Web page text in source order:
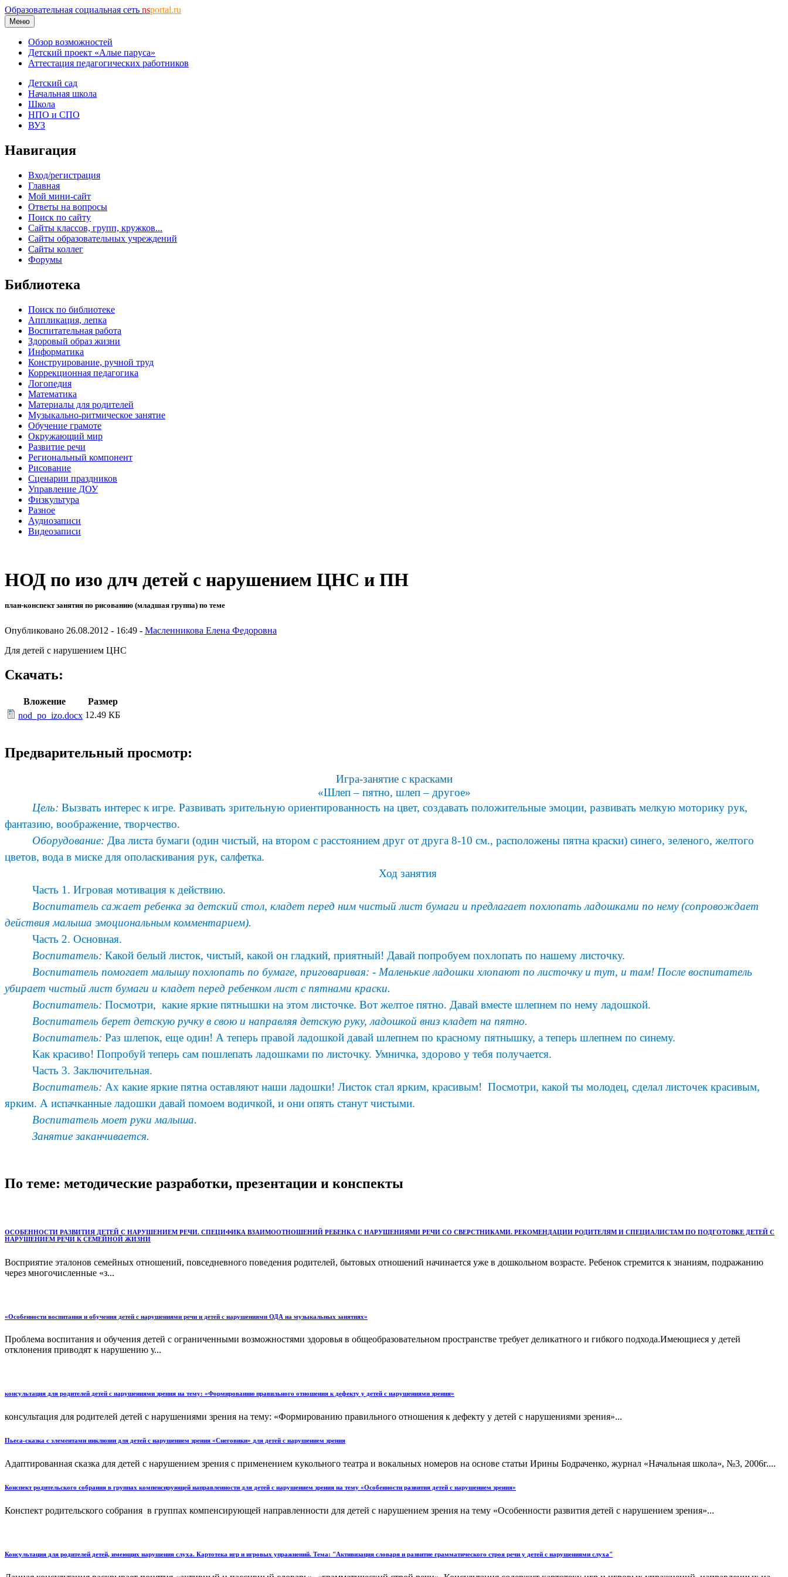
Образовательная социальная сеть nsportal.ru
Меню
Обзор возможностей
Детский проект «Алые паруса»
Аттестация педагогических работников
Детский сад
Начальная школа
Школа
НПО и СПО
ВУЗ
Навигация
Вход/регистрация
Главная
Мой мини-сайт
Ответы на вопросы
Поиск по сайту
Сайты классов, групп, кружков...
Сайты образовательных учреждений
Сайты коллег
Форумы
Библиотека
Поиск по библиотеке
Аппликация, лепка
Воспитательная работа
Здоровый образ жизни
Информатика
Конструирование, ручной труд
Коррекционная педагогика
Логопедия
Математика
Материалы для родителей
Музыкально-ритмическое занятие
Обучение грамоте
Окружающий мир
Развитие речи
Региональный компонент
Рисование
Сценарии праздников
Управление ДОУ
Физкультура
Разное
Аудиозаписи
Видеозаписи
НОД по изо длч детей с нарушением ЦНС и ПН
план-конспект занятия по рисованию (младшая группа) по теме
Опубликовано 26.08.2012 - 16:49 - Масленникова Елена Федоровна
Для детей с нарушением ЦНС
Скачать:
Вложение
Размер
nod_po_izo.docx 12.49 КБ
Предварительный просмотр:
Игра-занятие с красками
«Шлеп – пятно, шлеп – другое»
Цель: Вызвать интерес к игре. Развивать зрительную ориентированность на цвет, создавать положительные эмоции, развивать мелкую моторику рук,
фантазию, воображение, творчество.
Оборудование: Два листа бумаги (один чистый, на втором с расстоянием друг от друга 8-10 см., расположены пятна краски) синего, зеленого, желтого
цветов, вода в миске для ополаскивания рук, салфетка.
Ход занятия
Часть 1. Игровая мотивация к действию.
Воспитатель сажает ребенка за детский стол, кладет перед ним чистый лист бумаги и предлагает похлопать ладошками по нему (сопровождает
действия малыша эмоциональным комментарием).
Часть 2. Основная.
Воспитатель: Какой белый листок, чистый, какой он гладкий, приятный! Давай попробуем похлопать по нашему листочку.
Воспитатель помогает малышу похлопать по бумаге, приговаривая: - Маленькие ладошки хлопают по листочку и тут, и там! После воспитатель
убирает чистый лист бумаги и кладет перед ребенком лист с пятнами краски.
Воспитатель:Посмотри, какие яркие пятнышки на этом листочке. Вот желтое пятно. Давай вместе шлепнем по нему ладошкой.
Воспитатель берет детскую ручку в свою и направляя детскую руку, ладошкой вниз кладет на пятно.
Воспитатель:Раз шлепок, еще один! А теперь правой ладошкой давай шлепнем по красному пятнышку, а теперь шлепнем по синему.
Как красиво! Попробуй теперь сам пошлепать ладошками по листочку. Умничка, здорово у тебя получается.
Часть 3. Заключительная.
Воспитатель: Ах какие яркие пятна оставляют наши ладошки! Листок стал ярким, красивым! Посмотри, какой ты молодец, сделал листочек красивым,
ярким. А испачканные ладошки давай помоем водичкой, и они опять станут чистыми.
Воспитатель моет руки малыша.
Занятие заканчивается.
По теме: методические разработки, презентации и конспекты
ОСОБЕННОСТИ РАЗВИТИЯ ДЕТЕЙ С НАРУШЕНИЕМ РЕЧИ. СПЕЦИФИКА ВЗАИМООТНОШЕНИЙ РЕБЕНКА С НАРУШЕНИЯМИ РЕЧИ СО СВЕРСТНИКАМИ. РЕКОМЕНДАЦИИ РОДИТЕЛЯМ И СПЕЦИАЛИСТАМ ПО ПОДГОТОВКЕ ДЕТЕЙ С
НАРУШЕНИЕМ РЕЧИ К СЕМЕЙНОЙ ЖИЗНИ
Восприятие эталонов семейных отношений, повседневного поведения родителей, бытовых отношений начинается уже в дошкольном возрасте. Ребенок стремится к знаниям, подражанию
через многочисленные «з...
«Особенности воспитания и обучения детей с нарушениями речи и детей с нарушениями ОДА на музыкальных занятиях»
Проблема воспитания и обучения детей с ограниченными возможностями здоровья в общеобразовательном пространстве требует деликатного и гибкого подхода.Имеющиеся у детей
отклонения приводят к нарушению у...
консультация для родителей детей с нарушениями зрения на тему: «Формированию правильного отношения к дефекту у детей с нарушениями зрения»
консультация для родителей детей с нарушениями зрения на тему: «Формированию правильного отношения к дефекту у детей с нарушениями зрения»...
Пьеса-сказка с элементами инклюзии для детей с нарушением зрения «Снеговики» для детей с нарушением зрения
Адаптированная сказка для детей с нарушением зрения с применением кукольного театра и вокальных номеров на основе статьи Ирины Бодраченко, журнал «Начальная школа», №3, 2006г....
Конспект родительского собрания в группах компенсирующей направленности для детей с нарушением зрения на тему «Особенности развития детей с нарушением зрения»
Конспект родительского собрания в группах компенсирующей направленности для детей с нарушением зрения на тему «Особенности развития детей с нарушением зрения»...
Консультация для родителей детей, имеющих нарушения слуха. Картотека игр и игровых упражнений. Тема: "Активизация словаря и развитие грамматического строя речи у детей с нарушениями слуха"